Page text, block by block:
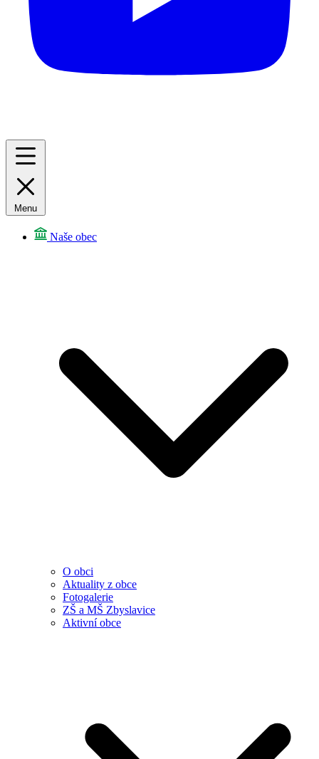
Menu
Naše obec
O obci
Aktuality z obce
Fotogalerie
ZŠ a MŠ Zbyslavice
Aktivní obce